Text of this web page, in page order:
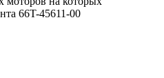
66T-45611-00